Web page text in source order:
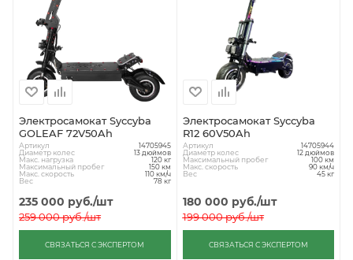
Электросамокат Syccyba
GOLEAF 72V50Ah
Артикул 14705945
Диаметр колес 13 дюймов
Макс. нагрузка 120 кг
Максимальный пробег 150 км
Макс. скорость 110 км/ч
Вес 78 кг
235 000 руб./шт
259 000руб./шт
СВЯЗАТЬСЯ С ЭКСПЕРТОМ
Электросамокат Syccyba
R12 60V50Ah
Артикул 14705944
Диаметр колес 12 дюймов
Максимальный пробег 100 км
Макс. скорость 90 км/ч
Вес 45 кг
180 000 руб./шт
199 000руб./шт
СВЯЗАТЬСЯ С ЭКСПЕРТОМ